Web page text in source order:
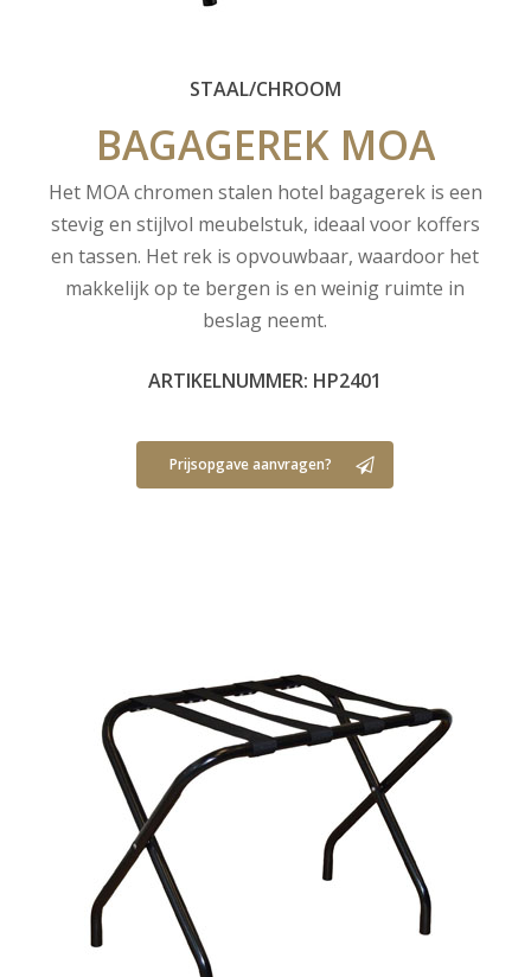
STAAL/CHROOM
BAGAGEREK MOA
Het MOA chromen stalen hotel bagagerek is een
stevig en stijlvol meubelstuk, ideaal voor koffers
en tassen. Het rek is opvouwbaar, waardoor het
makkelijk op te bergen is en weinig ruimte in
beslag neemt.
ARTIKELNUMMER: HP2401
Prijsopgave aanvragen?